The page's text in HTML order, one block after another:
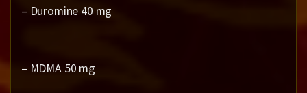
– Duromine 40 mg
– MDMA 50 mg